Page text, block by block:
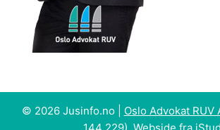
© 2026 Jusinfo.no | Oslo Advokat RUV